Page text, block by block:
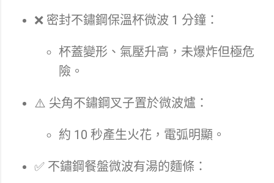
❌ 密封不鏽鋼保溫杯微波 1 分鐘：
杯蓋變形、氣壓升高，未爆炸但極危
險。
⚠️ 尖角不鏽鋼叉子置於微波爐：
約 10 秒產生火花，電弧明顯。
✅ 不鏽鋼餐盤微波有湯的麵條：